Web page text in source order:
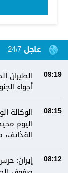
عاجل 24/7
09:19
الطيران
أجواء
08:15
الوكالة
اليوم
القذائف،
08:12
إيران: